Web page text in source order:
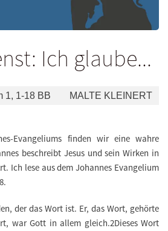
Ich glaube...
1, 1-18 BB MALTE KLEINERT
Evangeliums finden wir eine wahre
beschreibt Jesus und sein Wirken in
Ich lese aus dem Johannes Evangelium
der das Wort ist. Er, das Wort, gehörte
war Gott in allem gleich.2Dieses Wort